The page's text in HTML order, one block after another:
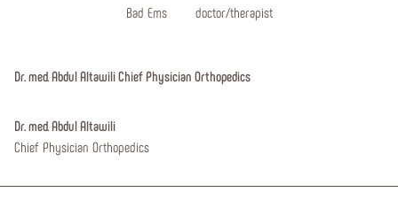
Bad Ems doctor/therapist
Dr. med. Abdul Altawili Chief Physician Orthopedics
Dr. med. Abdul Altawili
Chief Physician Orthopedics